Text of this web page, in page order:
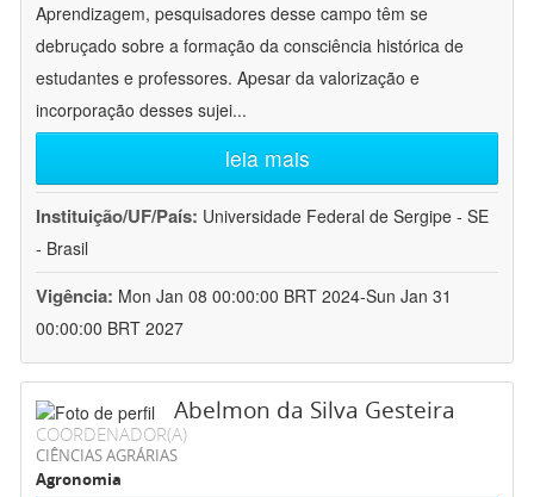
Aprendizagem, pesquisadores desse campo têm se
debruçado sobre a formação da consciência histórica de
estudantes e professores. Apesar da valorização e
incorporação desses sujei...
leia mais
Instituição/UF/País: Universidade Federal de Sergipe - SE
- Brasil
Vigência: Mon Jan 08 00:00:00 BRT 2024-Sun Jan 31
00:00:00 BRT 2027
Abelmon da Silva Gesteira
COORDENADOR(A)
CIÊNCIAS AGRÁRIAS
Agronomia